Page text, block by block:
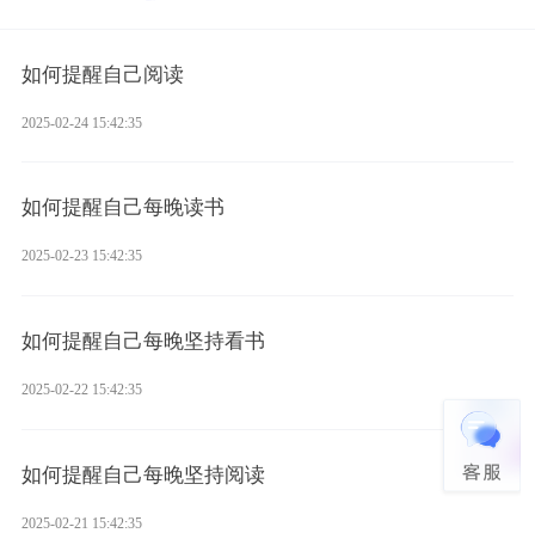
如何提醒自己阅读
2025-02-24 15:42:35
如何提醒自己每晚读书
2025-02-23 15:42:35
如何提醒自己每晚坚持看书
2025-02-22 15:42:35
如何提醒自己每晚坚持阅读
2025-02-21 15:42:35